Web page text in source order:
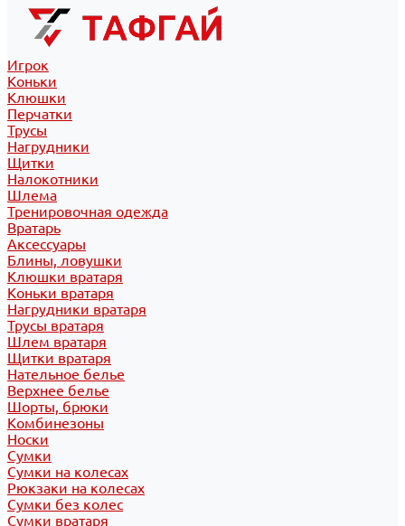
Игрок
Коньки
Клюшки
Перчатки
Трусы
Нагрудники
Щитки
Налокотники
Шлема
Тренировочная одежда
Вратарь
Аксессуары
Блины, ловушки
Клюшки вратаря
Коньки вратаря
Нагрудники вратаря
Трусы вратаря
Шлем вратаря
Щитки вратаря
Нательное белье
Верхнее белье
Шорты, брюки
Комбинезоны
Носки
Сумки
Сумки на колесах
Рюкзаки на колесах
Сумки без колес
Сумки вратаря